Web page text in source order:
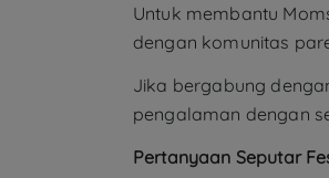
Untuk membantu
dengan komunitas
Jika bergabung
pengalaman dengan
Pertanyaan Seputar